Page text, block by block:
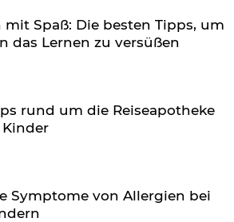
mit Spaß: Die besten Tipps, um
das Lernen zu versüßen
rund um die Reiseapotheke
Symptome von Allergien bei